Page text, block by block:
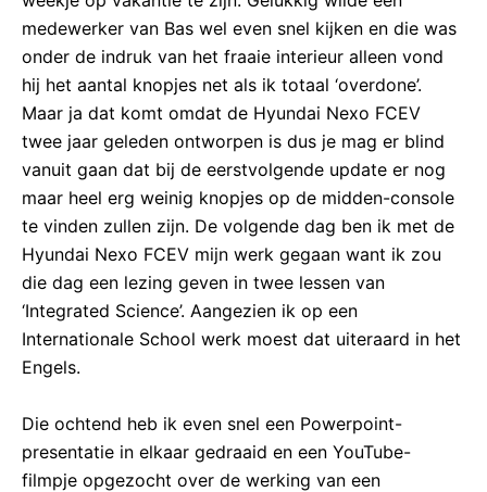
medewerker van Bas wel even snel kijken en die was
onder de indruk van het fraaie interieur alleen vond
hij het aantal knopjes net als ik totaal ‘overdone’.
Maar ja dat komt omdat de Hyundai Nexo FCEV
twee jaar geleden ontworpen is dus je mag er blind
vanuit gaan dat bij de eerstvolgende update er nog
maar heel erg weinig knopjes op de midden-console
te vinden zullen zijn. De volgende dag ben ik met de
Hyundai Nexo FCEV mijn werk gegaan want ik zou
die dag een lezing geven in twee lessen van
‘Integrated Science’. Aangezien ik op een
Internationale School werk moest dat uiteraard in het
Engels.
Die ochtend heb ik even snel een Powerpoint-
presentatie in elkaar gedraaid en een YouTube-
filmpje opgezocht over de werking van een